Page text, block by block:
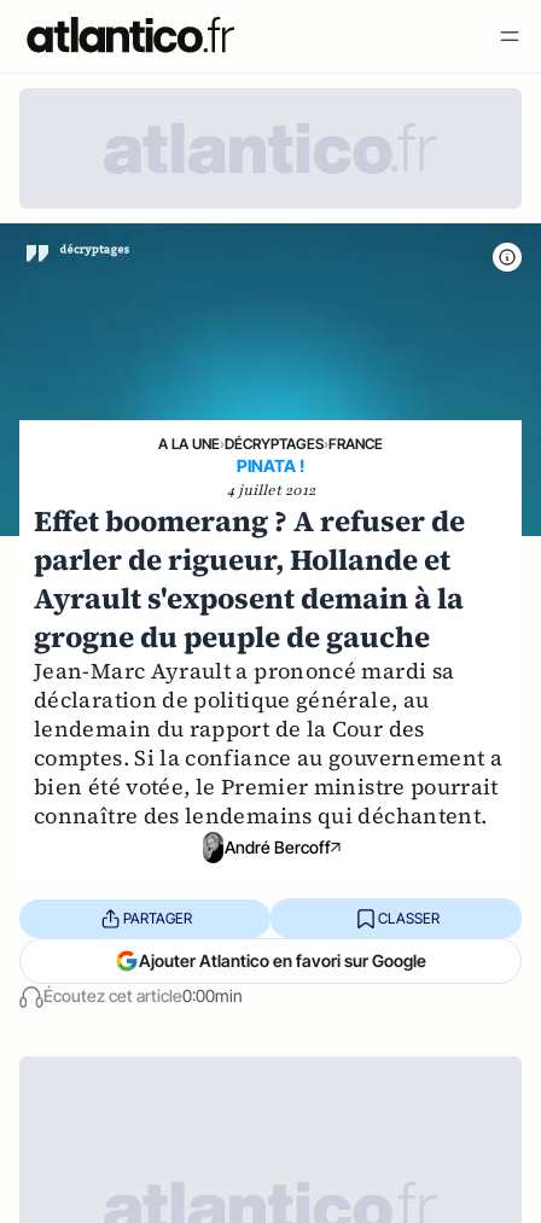
A LA UNE›DÉCRYPTAGES›FRANCE
PINATA !
4 juillet 2012
Effet boomerang ? A refuser de
parler de rigueur, Hollande et
Ayrault s'exposent demain à la
grogne du peuple de gauche
Jean-Marc Ayrault a prononcé mardi sa
déclaration de politique générale, au
lendemain du rapport de la Cour des
comptes. Si la confiance au gouvernement a
bien été votée, le Premier ministre pourrait
connaître des lendemains qui déchantent.
André Bercoff
Écoutez cet article0:00min
PARTAGER CLASSER
Ajouter Atlantico en favori sur Google